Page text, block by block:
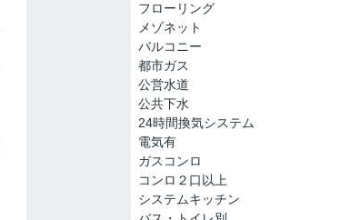
フローリング
メゾネット
バルコニー
都市ガス
公営水道
公共下水
24時間換気システム
電気有
ガスコンロ
コンロ２口以上
システムキッチン